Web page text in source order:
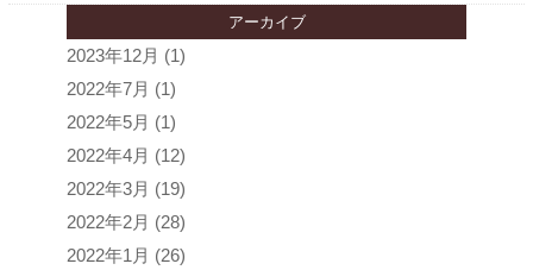
アーカイブ
2023年12月 (1)
2022年7月 (1)
2022年5月 (1)
2022年4月 (12)
2022年3月 (19)
2022年2月 (28)
2022年1月 (26)